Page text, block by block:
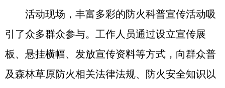
活动现场，丰富多彩的防火科普宣传活动吸
引了众多群众参与。工作人员通过设立宣传展
板、悬挂横幅、发放宣传资料等方式，向群众普
及森林草原防火相关法律法规、防火安全知识以